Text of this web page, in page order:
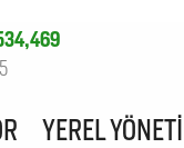
YEREL